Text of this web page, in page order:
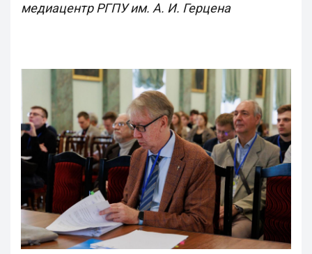
медиацентр РГПУ им. А. И. Герцена